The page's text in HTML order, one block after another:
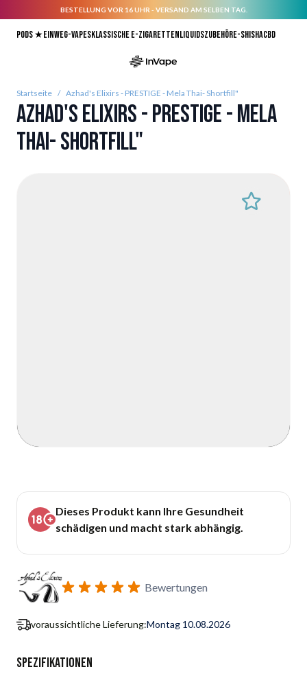
BESTELLUNG VOR 16 UHR - VERSAND AM SELBEN TAG.
Pods ★Einweg-VapesKlassische E-ZigarettenLiquidsZubehörE-ShishaCBD
Startseite / Azhad's Elixirs - PRESTIGE - Mela Thai- Shortfill"
Azhad's Elixirs - PRESTIGE - Mela
Thai- Shortfill"
Dieses Produkt kann Ihre Gesundheit
schädigen und macht stark abhängig.
Bewertungen
voraussichtliche Lieferung:Montag 10.08.2026
Spezifikationen